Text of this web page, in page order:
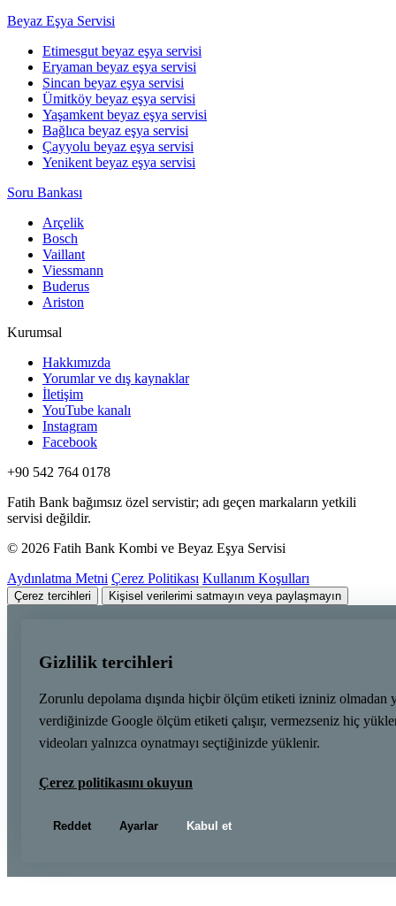
Beyaz Eşya Servisi
Etimesgut beyaz eşya servisi
Eryaman beyaz eşya servisi
Sincan beyaz eşya servisi
Ümitköy beyaz eşya servisi
Yaşamkent beyaz eşya servisi
Bağlıca beyaz eşya servisi
Çayyolu beyaz eşya servisi
Yenikent beyaz eşya servisi
Soru Bankası
Arçelik
Bosch
Vaillant
Viessmann
Buderus
Ariston
Kurumsal
Hakkımızda
Yorumlar ve dış kaynaklar
İletişim
YouTube kanalı
Instagram
Facebook
+90 542 764 0178
Fatih Bank bağımsız özel servistir; adı geçen markaların yetkili
servisi değildir.
© 2026 Fatih Bank Kombi ve Beyaz Eşya Servisi
Aydınlatma Metni Çerez Politikası Kullanım Koşulları
Çerez tercihleri Kişisel verilerimi satmayın veya paylaşmayın
Gizlilik tercihleri
Zorunlu depolama dışında hiçbir ölçüm etiketi izniniz olmadan
verdiğinizde Google ölçüm etiketi çalışır, vermezseniz hiç
videoları yalnızca oynatmayı seçtiğinizde yüklenir.
Çerez politikasını okuyun
Reddet Ayarlar Kabul et